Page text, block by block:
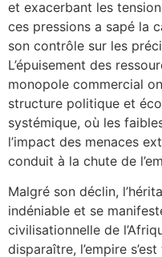
et exacerbant les
ces pressions a sapé la
son contrôle sur les
L’épuisement des
monopole commercial
structure politique et
systémique, où les
l’impact des menaces
conduit à la chute de
Malgré son déclin,
indéniable et se
civilisationnelle de
disparaître, l’empire